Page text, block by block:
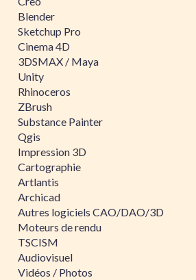
Blender
Sketchup Pro
Cinema 4D
3DSMAX / Maya
Unity
Rhinoceros
ZBrush
Substance Painter
Qgis
Impression 3D
Cartographie
Artlantis
Archicad
Autres logiciels CAO/DAO/3D
Moteurs de rendu
TSCISM
Audiovisuel
Vidéos / Photos